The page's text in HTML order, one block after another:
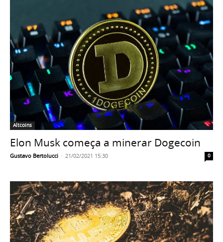
Altcoins
Elon Musk começa a minerar Dogecoin
Gustavo Bertolucci - 21/02/2021 15:30 0